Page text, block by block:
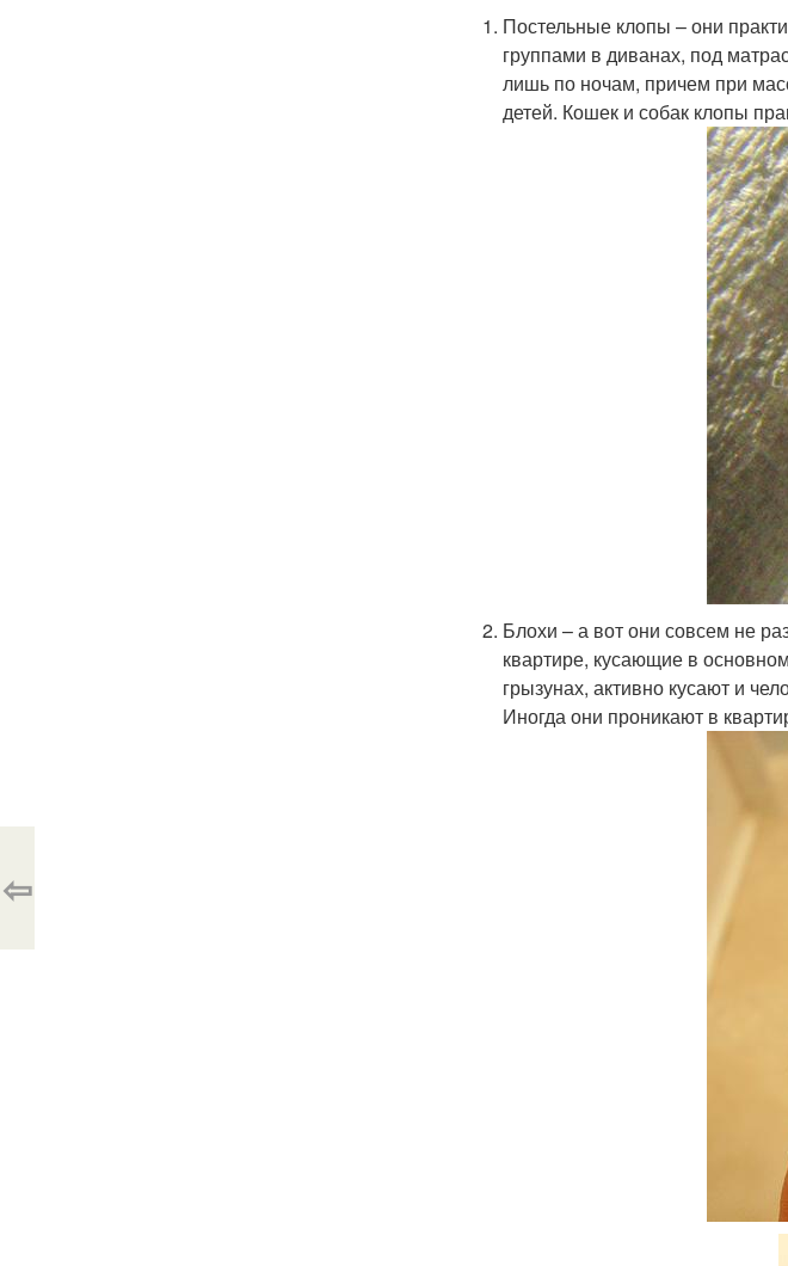
Постельные клопы – они
группами в диванах, под
лишь по ночам, причем при
детей. Кошек и собак клопы
Блохи – а вот они совсем не
квартире, кусающие в
грызунах, активно кусают и
Иногда они проникают в
⇦